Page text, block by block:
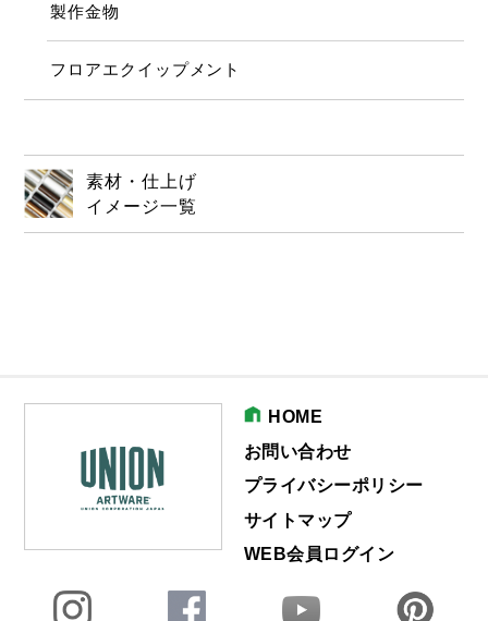
製作金物
フロアエクイップメント
素材・仕上げ
イメージ一覧
HOME
お問い合わせ
プライバシーポリシー
サイトマップ
WEB会員ログイン